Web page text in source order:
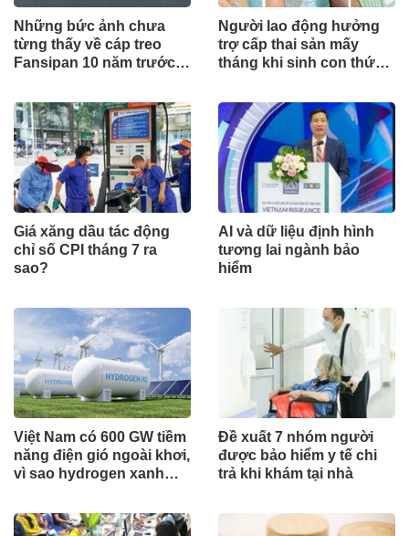
Những bức ảnh chưa
từng thấy về cáp treo
Fansipan 10 năm trước:
nhà Đông Dương
Người lao động hưởng
trợ cấp thai sản mấy
tháng khi sinh con thứ
Giá xăng dầu tác động
chỉ số CPI tháng 7 ra
sao?
AI và dữ liệu định hình
tương lai ngành bảo
hiểm
Việt Nam có 600 GW tiềm
năng điện gió ngoài khơi,
vì sao hydrogen xanh
Đề xuất 7 nhóm người
được bảo hiểm y tế chi
trả khi khám tại nhà